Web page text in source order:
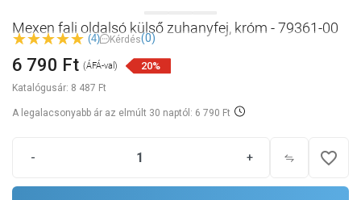
Mexen fali oldalsó külső zuhanyfej, króm - 79361-00
(4) Kérdés(0)
Katalógusár: 8 487 Ft
6 790 Ft (ÁFÁ-val) 20%
A legalacsonyabb ár az elmúlt 30 naptól: 6 790 Ft
- + favorite_border